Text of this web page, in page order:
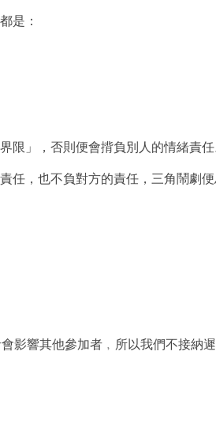
是：
限」，否則便會揹負別人的情緒責任
任，也不負對方的責任，三角鬧劇
影響其他參加者 ﹐所以我們不接納